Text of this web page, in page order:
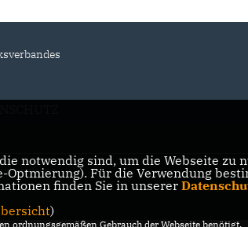
notwendig sind, um die Webseite
Optmierung). Für die Verwendung
finden Sie in unserer
)
ordnungsgemäßen Gebrauch der Webseite benötigt.